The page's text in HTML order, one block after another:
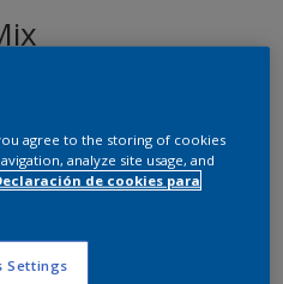
Cambiar de color
L
agree to the storing of cookies
analyze site usage, and
de cookies para
Settings